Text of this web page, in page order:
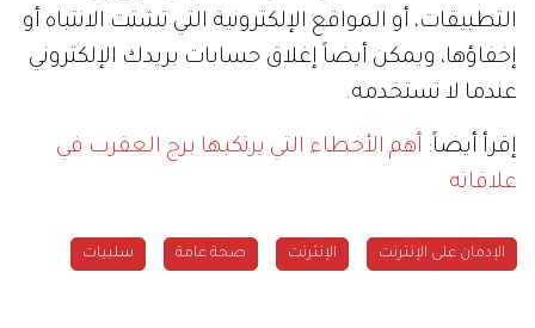
التطبيقات، أو المواقع الإلكترونية التي تشتت الانتباه أو
إخفاؤها، ويمكن أيضاً إغلاق حسابات بريدك الإلكتروني
عندما لا تستخدمه.
إقرأ أيضاً: أهم الأخطاء التي يرتكبها برج العقرب في
علاقاته
الإدمان على الإنترنت الإنترنت صحة عامة سلبيات